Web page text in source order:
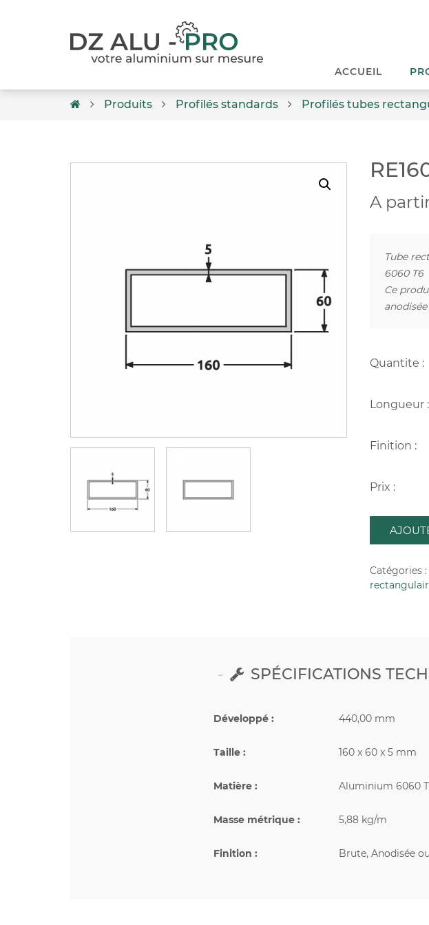
ACCUEIL
Produits Profilés standards Profilés tubes
A
Tube
6060 T6
Ce
Quantite :
Longueur :
Finition :
Prix :
Catégories :
SPÉCIFICATIONS
Développé : 440,00 mm
Taille : 160 x 60 x 5 mm
Matière : Aluminium 6060
Masse métrique : 5,88 kg/m
Finition : Brute, Anodisée